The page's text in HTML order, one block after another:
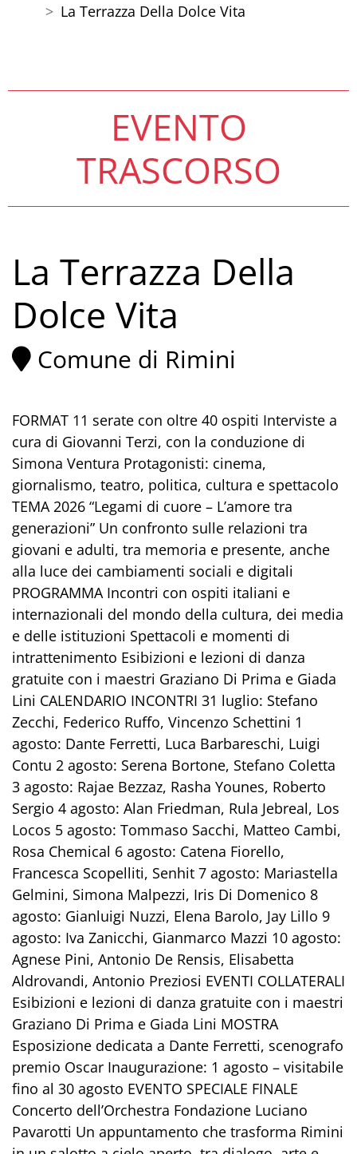
La Terrazza Della Dolce Vita
EVENTO
TRASCORSO
La Terrazza Della
Dolce Vita
Comune di Rimini
FORMAT 11 serate con oltre 40 ospiti Interviste a
cura di Giovanni Terzi, con la conduzione di
Simona Ventura Protagonisti: cinema,
giornalismo, teatro, politica, cultura e spettacolo
TEMA 2026 “Legami di cuore – L’amore tra
generazioni” Un confronto sulle relazioni tra
giovani e adulti, tra memoria e presente, anche
alla luce dei cambiamenti sociali e digitali
PROGRAMMA Incontri con ospiti italiani e
internazionali del mondo della cultura, dei media
e delle istituzioni Spettacoli e momenti di
intrattenimento Esibizioni e lezioni di danza
gratuite con i maestri Graziano Di Prima e Giada
Lini CALENDARIO INCONTRI 31 luglio: Stefano
Zecchi, Federico Ruffo, Vincenzo Schettini 1
agosto: Dante Ferretti, Luca Barbareschi, Luigi
Contu 2 agosto: Serena Bortone, Stefano Coletta
3 agosto: Rajae Bezzaz, Rasha Younes, Roberto
Sergio 4 agosto: Alan Friedman, Rula Jebreal, Los
Locos 5 agosto: Tommaso Sacchi, Matteo Cambi,
Rosa Chemical 6 agosto: Catena Fiorello,
Francesca Scopelliti, Senhit 7 agosto: Mariastella
Gelmini, Simona Malpezzi, Iris Di Domenico 8
agosto: Gianluigi Nuzzi, Elena Barolo, Jay Lillo 9
agosto: Iva Zanicchi, Gianmarco Mazzi 10 agosto:
Agnese Pini, Antonio De Rensis, Elisabetta
Aldrovandi, Antonio Preziosi EVENTI COLLATERALI
Esibizioni e lezioni di danza gratuite con i maestri
Graziano Di Prima e Giada Lini MOSTRA
Esposizione dedicata a Dante Ferretti, scenografo
premio Oscar Inaugurazione: 1 agosto – visitabile
fino al 30 agosto EVENTO SPECIALE FINALE
Concerto dell’Orchestra Fondazione Luciano
Pavarotti Un appuntamento che trasforma Rimini